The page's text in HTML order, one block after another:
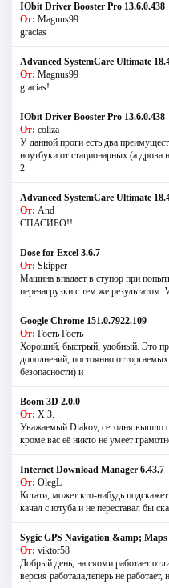
IObit Driver Booster Pro 13.6.0.438
От: Magnus99
gracias
Advanced SystemCare Ultimate
От: Magnus99
gracias!
IObit Driver Booster Pro 13.6.0.438
От: coliza
У данной проги есть два
ноутбуки от стационарных (а
2
Advanced SystemCare Ultimate
От: And
СПАСИБО!!
Dose for Excel 3.6.7
От: Skipper
Машина впадает в ступор при
перезагрузки с тем же
Google Chrome 151.0.7922.109
От: Гость Гость
Хороший, быстрый, удобный. Это
дополнений, постоянно
безопасности) и
Boom 3D 2.0.0
От: Х.З.
Уважаемый Diakov, сегодня вышло
кроме вас её никто не умеет
Internet Download Manager 6.43.7
От: OlegL
Кстати, может кто-нибудь
качал с ютуба и не переставал бы
Sygic GPS Navigation &amp; Maps
От: viktor58
Добрый день, на сяоми работает
версия работала,теперь не